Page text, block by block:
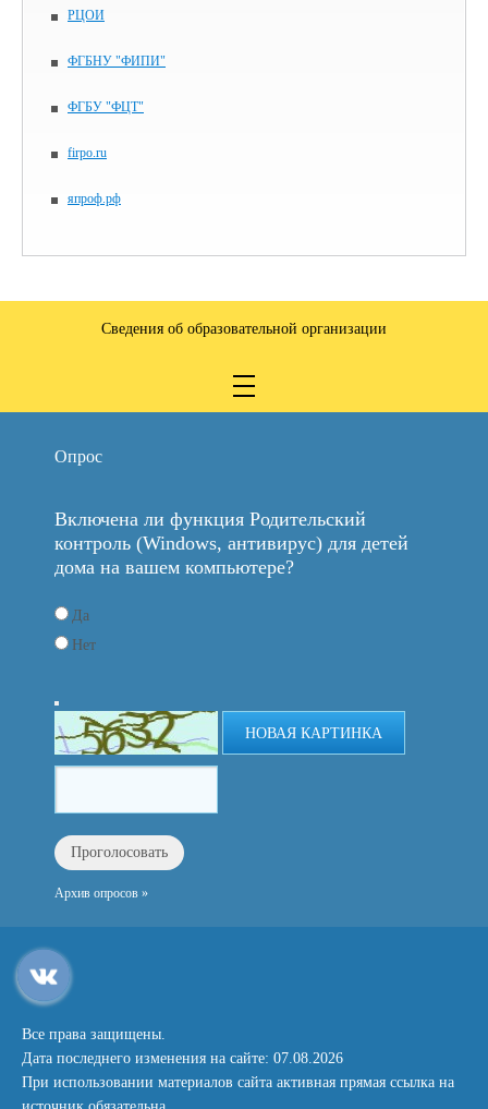
РЦОИ
ФГБНУ "ФИПИ"
ФГБУ "ФЦТ"
firpo.ru
япроф.рф
Сведения об образовательной организации
Опрос
Включена ли функция Родительский
контроль (Windows, антивирус) для детей
дома на вашем компьютере?
Да
Нет
НОВАЯ КАРТИНКА
Архив опросов »
Все права защищены.
Дата последнего изменения на сайте: 07.08.2026
При использовании материалов сайта активная прямая ссылка на